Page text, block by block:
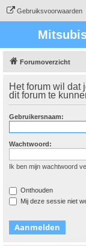
Gebruiksvoorwaarden
Forumoverzicht
Het forum wil dat
dit forum te
Gebruikersnaam:
Wachtwoord:
Ik ben mijn wachtwoord
Onthouden
Mij deze sessie niet